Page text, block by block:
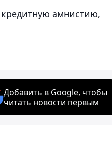
кредитную амнистию,
Добавить в Google, чтобы
читать новости первым